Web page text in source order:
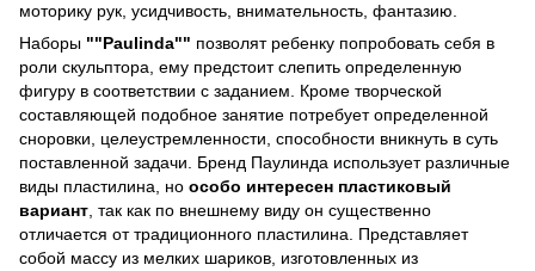
моторику рук, усидчивость, внимательность, фантазию.
Наборы ""Paulinda"" позволят ребенку попробовать себя в
роли скульптора, ему предстоит слепить определенную
фигуру в соответствии с заданием. Кроме творческой
составляющей подобное занятие потребует определенной
сноровки, целеустремленности, способности вникнуть в суть
поставленной задачи. Бренд Паулинда использует различные
виды пластилина, но особо интересен пластиковый
вариант, так как по внешнему виду он существенно
отличается от традиционного пластилина. Представляет
собой массу из мелких шариков, изготовленных из